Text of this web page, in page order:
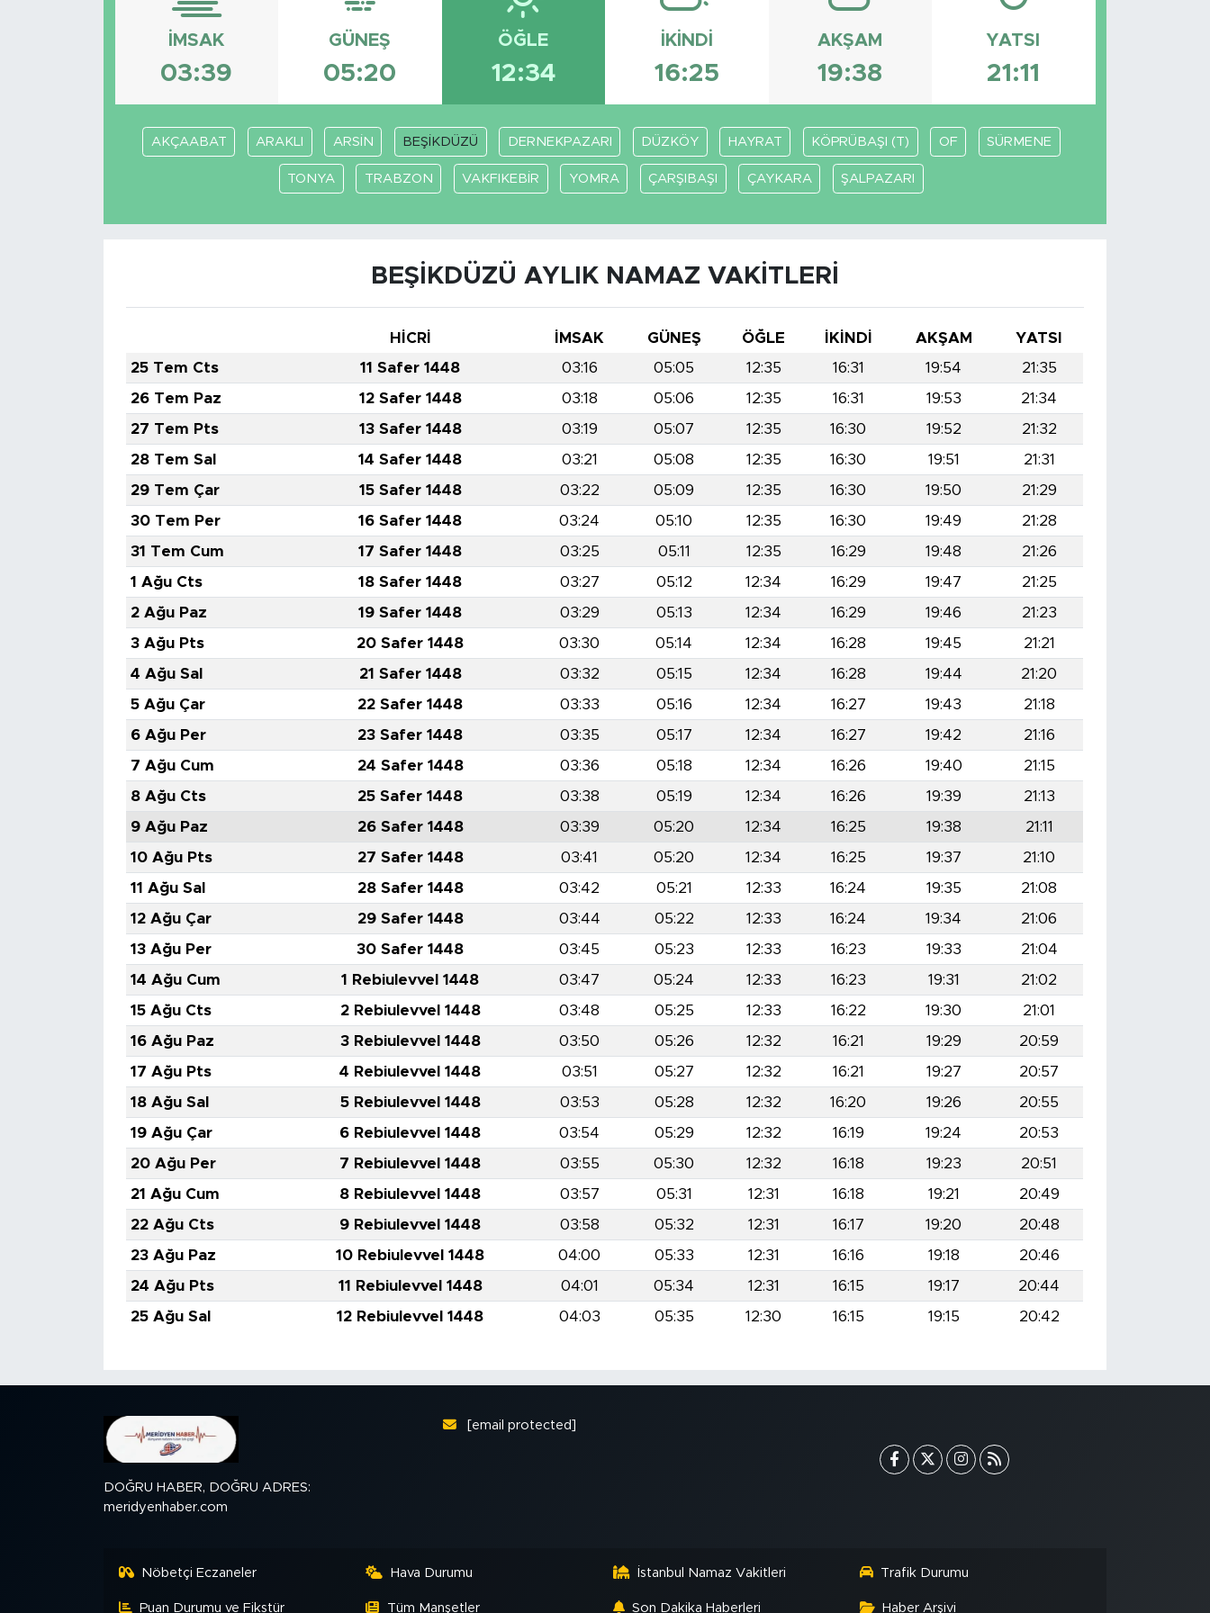
İMSAK
03:39
GÜNEŞ
05:20
ÖĞLE
12:34
İKINDI
16:25
AKŞAM
19:38
YATSI
21:11
AKÇAABAT ARAKLI ARSİN BEŞİKDÜZÜ DERNEKPAZARI DÜZKÖY HAYRAT KÖPRÜBAŞI (T) OF SÜRMENE
TONYA TRABZON VAKFIKEBİR YOMRA ÇARŞIBAŞI ÇAYKARA ŞALPAZARI
BEŞİKDÜZÜ AYLIK NAMAZ VAKITLERI
HİCRİ İMSAK GÜNEŞ ÖĞLE İKINDI AKŞAM
YATSI
25 Tem Cts
11 Safer 1448 03:16 05:05 12:35 16:31 19:54
21:35
26 Tem Paz
12 Safer 1448 03:18 05:06 12:35 16:31 19:53
21:34
27 Tem Pts
13 Safer 1448 03:19 05:07 12:35 16:30 19:52
21:32
28 Tem Sal
14 Safer 1448 03:21 05:08 12:35 16:30 19:51
21:31
29 Tem Çar
15 Safer 1448 03:22 05:09 12:35 16:30 19:50
21:29
30 Tem Per
16 Safer 1448 03:24 05:10 12:35 16:30 19:49
21:28
31 Tem Cum
17 Safer 1448 03:25 05:11 12:35 16:29 19:48
21:26
1 Ağu Cts
18 Safer 1448 03:27 05:12 12:34 16:29 19:47
21:25
2 Ağu Paz
19 Safer 1448 03:29 05:13 12:34 16:29 19:46
21:23
3 Ağu Pts
20 Safer 1448 03:30 05:14 12:34 16:28 19:45
21:21
4 Ağu Sal
21 Safer 1448 03:32 05:15 12:34 16:28 19:44
21:20
5 Ağu Çar
22 Safer 1448 03:33 05:16 12:34 16:27 19:43
21:18
6 Ağu Per
23 Safer 1448 03:35 05:17 12:34 16:27 19:42
21:16
7 Ağu Cum
24 Safer 1448 03:36 05:18 12:34 16:26 19:40
21:15
8 Ağu Cts
25 Safer 1448 03:38 05:19 12:34 16:26 19:39
21:13
9 Ağu Paz
26 Safer 1448 03:39 05:20 12:34 16:25 19:38
21:11
10 Ağu Pts
27 Safer 1448 03:41 05:20 12:34 16:25 19:37
21:10
11 Ağu Sal
28 Safer 1448 03:42 05:21 12:33 16:24 19:35
21:08
12 Ağu Çar
29 Safer 1448 03:44 05:22 12:33 16:24 19:34
21:06
13 Ağu Per
30 Safer 1448 03:45 05:23 12:33 16:23 19:33
21:04
14 Ağu Cum
1 Rebiulevvel 1448 03:47 05:24 12:33 16:23 19:31
21:02
15 Ağu Cts
2 Rebiulevvel 1448 03:48 05:25 12:33 16:22 19:30
21:01
16 Ağu Paz
3 Rebiulevvel 1448 03:50 05:26 12:32 16:21 19:29
20:59
17 Ağu Pts
4 Rebiulevvel 1448 03:51 05:27 12:32 16:21 19:27
20:57
18 Ağu Sal
5 Rebiulevvel 1448 03:53 05:28 12:32 16:20 19:26
20:55
19 Ağu Çar
6 Rebiulevvel 1448 03:54 05:29 12:32 16:19 19:24
20:53
20 Ağu Per
7 Rebiulevvel 1448 03:55 05:30 12:32 16:18 19:23
20:51
21 Ağu Cum
8 Rebiulevvel 1448 03:57 05:31 12:31 16:18 19:21
20:49
22 Ağu Cts
9 Rebiulevvel 1448 03:58 05:32 12:31 16:17 19:20
20:48
23 Ağu Paz
10 Rebiulevvel 1448 04:00 05:33 12:31 16:16 19:18
20:46
24 Ağu Pts
11 Rebiulevvel 1448 04:01 05:34 12:31 16:15 19:17
20:44
25 Ağu Sal
12 Rebiulevvel 1448 04:03 05:35 12:30 16:15 19:15 20:42
DOĞRU HABER, DOĞRU ADRES:
meridyenhaber.com
[email protected]
Nöbetçi Eczaneler Hava Durumu İstanbul Namaz Vakitleri Trafik Durumu
Puan Durumu ve Fikstür Tüm Manşetler Son Dakika Haberleri Haber Arşivi
BİLİM-TEKNOLOJİ
KÜLTÜR SANAT
TARİHTEN GÜNÜMÜZE
FOTO GALERİ
VİDEOLAR
ALINTI YAZARLAR
SOSYAL MEDYA